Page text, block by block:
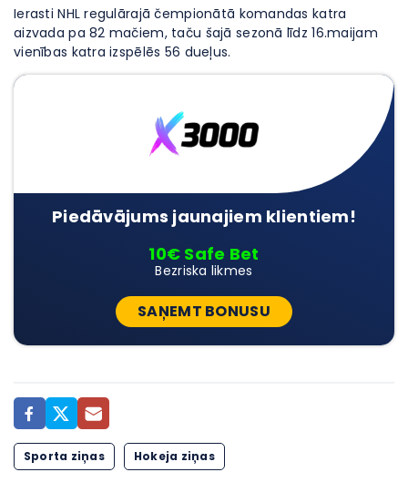
Ierasti NHL regulārajā čempionātā komandas katra
aizvada pa 82 mačiem, taču šajā sezonā līdz 16.maijam
vienības katra izspēlēs 56 dueļus.
Piedāvājums jaunajiem klientiem!
10€ Safe Bet
Bezriska likmes
SAŅEMT BONUSU
Sporta ziņas Hokeja ziņas